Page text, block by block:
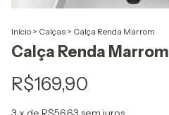
Início > Calças > Calça Renda Marrom
Calça Renda Marrom
R$169,90